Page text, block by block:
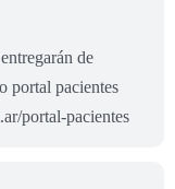
de
portal pacientes
portal-pacientes